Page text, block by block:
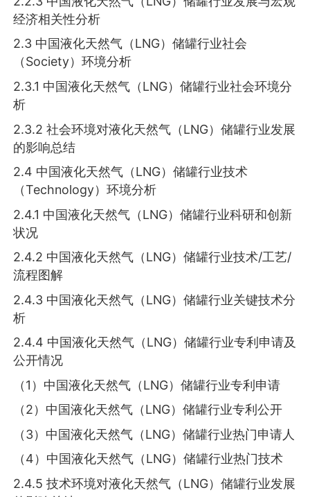
经济相关性分析
2.3 中国液化天然气（LNG）储罐行业社会
（Society）环境分析
2.3.1 中国液化天然气（LNG）储罐行业社会环境分
析
2.3.2 社会环境对液化天然气（LNG）储罐行业发展
的影响总结
2.4 中国液化天然气（LNG）储罐行业技术
（Technology）环境分析
2.4.1 中国液化天然气（LNG）储罐行业科研和创新
状况
2.4.2 中国液化天然气（LNG）储罐行业技术/工艺/
流程图解
2.4.3 中国液化天然气（LNG）储罐行业关键技术分
析
2.4.4 中国液化天然气（LNG）储罐行业专利申请及
公开情况
（1）中国液化天然气（LNG）储罐行业专利申请
（2）中国液化天然气（LNG）储罐行业专利公开
（3）中国液化天然气（LNG）储罐行业热门申请人
（4）中国液化天然气（LNG）储罐行业热门技术
2.4.5 技术环境对液化天然气（LNG）储罐行业发展